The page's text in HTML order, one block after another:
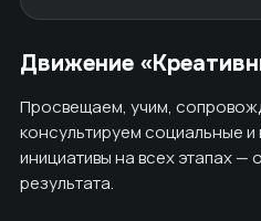
Движение
Просвещаем, учим,
консультируем социальные и
инициативы на всех этапах —
результата.